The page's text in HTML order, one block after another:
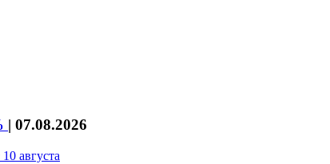
| 07.08.2026